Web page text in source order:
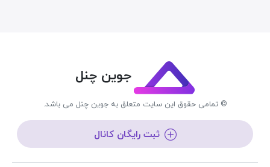
جوین چنل
© تمامی حقوق این سایت متعلق به جوین چنل می باشد.
ثبت رایگان کانال